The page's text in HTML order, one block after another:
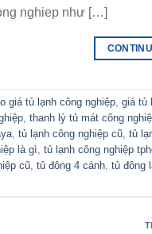
nghiep như […]
giá tủ lạnh công nghiệp giá tủ
thanh lý tủ mát công
tủ lạnh công nghiệp cũ tủ
là gì tủ lạnh công nghiệp
cũ tủ đông 4 cánh tủ đông